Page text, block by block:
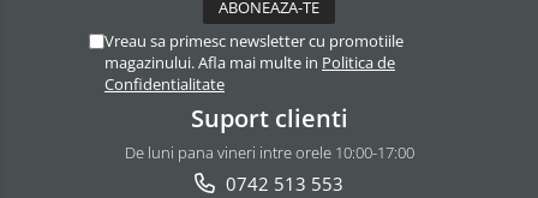
Vreau sa primesc newsletter cu promotiile
magazinului. Afla mai multe in Politica de
Confidentialitate
Suport clienti
De luni pana vineri intre orele 10:00-17:00
0742 513 553